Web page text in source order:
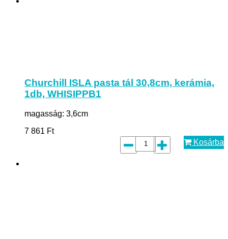
Churchill ISLA pasta tál 30,8cm, kerámia,
1db, WHISIPPB1
magasság: 3,6cm
7 861 Ft
Kosárba